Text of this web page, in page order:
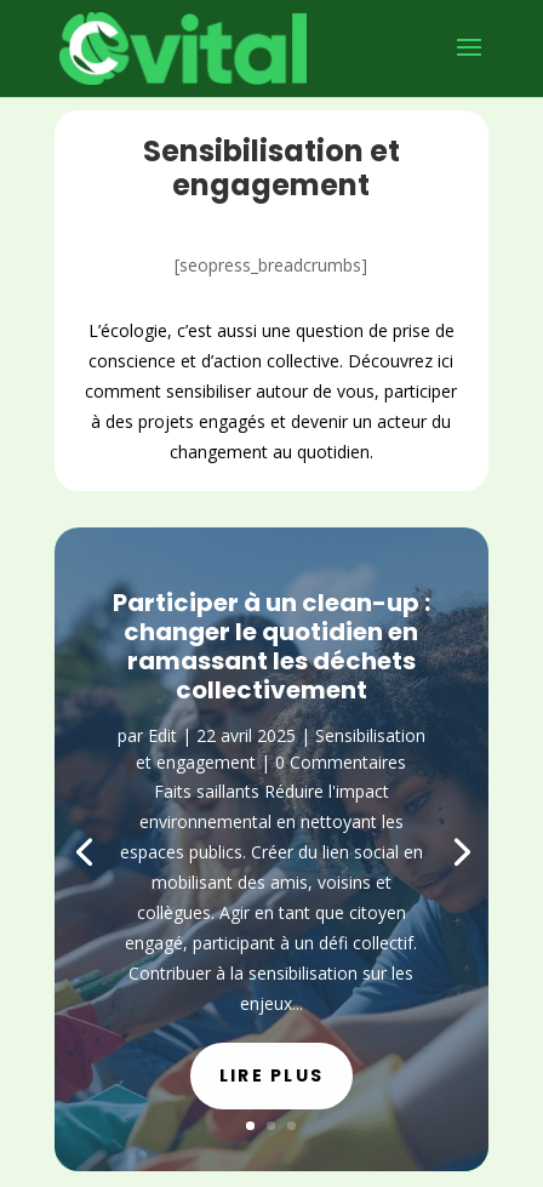
Sensibilisation et
engagement
[seopress_breadcrumbs]
L’écologie, c’est aussi une question de prise de
conscience et d’action collective. Découvrez ici
comment sensibiliser autour de vous, participer
à des projets engagés et devenir un acteur du
changement au quotidien.
Participer à un clean-up :
changer le quotidien en
ramassant les déchets
collectivement
par Edit| 22 avril 2025|Sensibilisation
et engagement| 0 Commentaires
Faits saillants Réduire l'impact
environnemental en nettoyant les
espaces publics. Créer du lien social en
mobilisant des amis, voisins et
collègues. Agir en tant que citoyen
engagé, participant à un défi collectif.
Contribuer à la sensibilisation sur les
enjeux...
LIRE PLUS